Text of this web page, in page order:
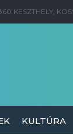
KESZTHELY,
KULTÚRA